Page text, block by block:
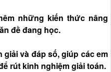
những kiến thức nâng
đề đang học.
và đáp số, giúp các em
rút kinh nghiệm giải toán.